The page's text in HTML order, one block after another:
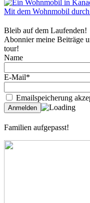
Mit dem Wohnmobil
Bleib auf dem Laufenden!
Abonnier meine Beiträge
tour!
Name
E-Mail*
Emailspeicherung
Familien aufgepasst!